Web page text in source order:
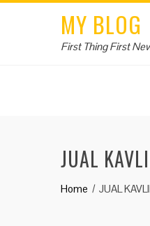
MY BLOG
First Thing First
JUAL
Home JUAL